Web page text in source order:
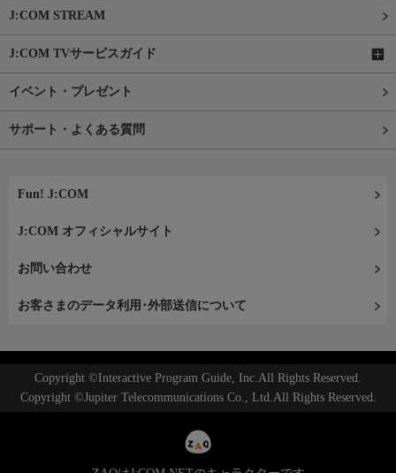
J:COM STREAM
J:COM TVサービスガイド
イベント・プレゼント
サポート・よくある質問
Fun! J:COM
J:COM オフィシャルサイト
お問い合わせ
お客さまのデータ利用･外部送信について
Copyright ©Interactive Program Guide, Inc.All Rights Reserved.
Copyright ©Jupiter Telecommunications Co., Ltd.All Rights Reserved.